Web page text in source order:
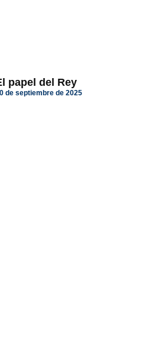
papel del Rey
de septiembre de 2025